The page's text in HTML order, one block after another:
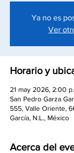
Ya no es
Ver
Horario y
21 may 2026, 2:00
San Pedro Garza
555, Valle Oriente,
García, N.L., México
Acerca del